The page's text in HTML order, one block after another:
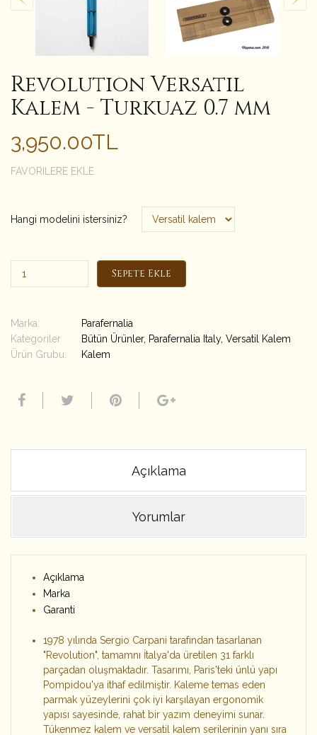
Revolution Versatil
Kalem - Turkuaz 0.7 mm
3,950.00TL
FAVORILERE EKLE
Hangi modelini istersiniz?
Sepete Ekle
Marka:
Parafernalia
Kategoriler
Bütün Ürünler, Parafernalia Italy, Versatil Kalem
Ürün Grubu:
Kalem
Açıklama
Yorumlar
Açıklama
Marka
Garanti
1978 yılında Sergio Carpani tarafından tasarlanan
"Revolution", tamamnı İtalya'da üretilen 31 farklı
parçadan oluşmaktadır. Tasarımı, Paris'teki ünlü yapı
Pompidou'ya ithaf edilmiştir. Kaleme temas eden
parmak yüzeylerini çok iyi karşılayan ergonomik
yapısı sayesinde, rahat bir yazım deneyimi sunar.
Tükenmez kalem ve versatil kalem serilerinin yanı sıra